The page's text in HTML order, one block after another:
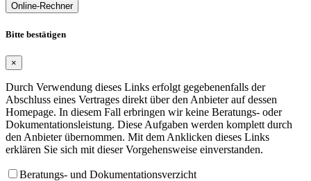
Online-Rechner
Bitte bestätigen
×
Durch Verwendung dieses Links erfolgt gegebenenfalls der
Abschluss eines Vertrages direkt über den Anbieter auf dessen
Homepage. In diesem Fall erbringen wir keine Beratungs- oder
Dokumentationsleistung. Diese Aufgaben werden komplett durch
den Anbieter übernommen. Mit dem Anklicken dieses Links
erklären Sie sich mit dieser Vorgehensweise einverstanden.
Beratungs- und Dokumentationsverzicht